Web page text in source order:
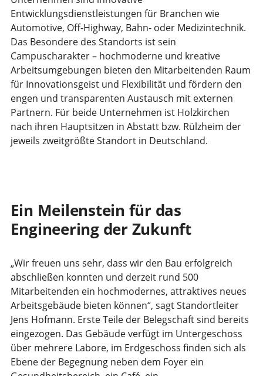
Entwicklungsdienstleistungen für Branchen wie
Automotive, Off-Highway, Bahn- oder Medizintechnik.
Das Besondere des Standorts ist sein
Campuscharakter – hochmoderne und kreative
Arbeitsumgebungen bieten den Mitarbeitenden Raum
für Innovationsgeist und Flexibilität und fördern den
engen und transparenten Austausch mit externen
Partnern. Für beide Unternehmen ist Holzkirchen
nach ihren Hauptsitzen in Abstatt bzw. Rülzheim der
jeweils zweitgrößte Standort in Deutschland.
Ein Meilenstein für das
Engineering der Zukunft
„Wir freuen uns sehr, dass wir den Bau erfolgreich
abschließen konnten und derzeit rund 500
Mitarbeitenden ein hochmodernes, attraktives neues
Arbeitsgebäude bieten können“, sagt Standortleiter
Jens Hofmann. Erste Teile der Belegschaft sind bereits
eingezogen. Das Gebäude verfügt im Untergeschoss
über mehrere Labore, im Erdgeschoss finden sich als
Ebene der Begegnung neben dem Foyer ein